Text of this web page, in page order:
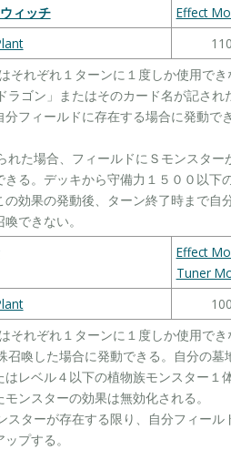
ィッチ
Effect
それぞれ１ターンに１度しか使用でき
ラゴン」またはそのカード名が記され
フィールドに存在する場合に発動で
れた場合、フィールドにＳモンスター
る。デッキから守備力１５００以下
効果の発動後、ターン終了時まで自
できない。
Effect
Tuner
それぞれ１ターンに１度しか使用でき
召喚した場合に発動できる。自分の墓
レベル４以下の植物族モンスター１
ンスターの効果は無効化される。
スターが存在する限り、自分フィール
プする。